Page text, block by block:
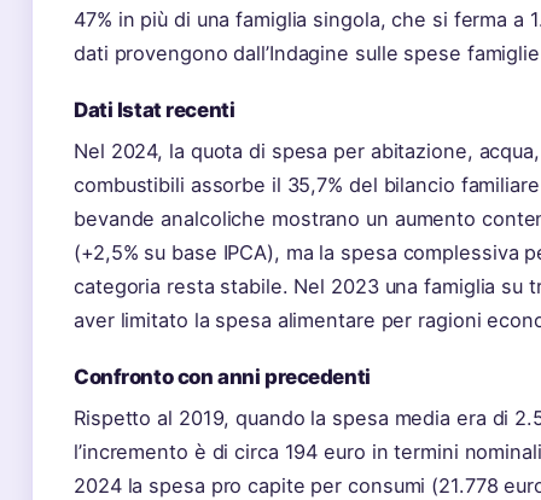
47% in più di una famiglia singola, che si ferma a
dati provengono dall’Indagine sulle spese
Dati Istat recenti
Nel 2024, la quota di spesa per abitazione,
combustibili assorbe il 35,7% del bilancio
bevande analcoliche mostrano un aumento
(+2,5% su base IPCA), ma la spesa complessiva
categoria resta stabile. Nel 2023 una famiglia su
aver limitato la spesa alimentare per ragioni
Confronto con anni precedenti
Rispetto al 2019, quando la spesa media era di
l’incremento è di circa 194 euro in termini
2024 la spesa pro capite per consumi (21.778